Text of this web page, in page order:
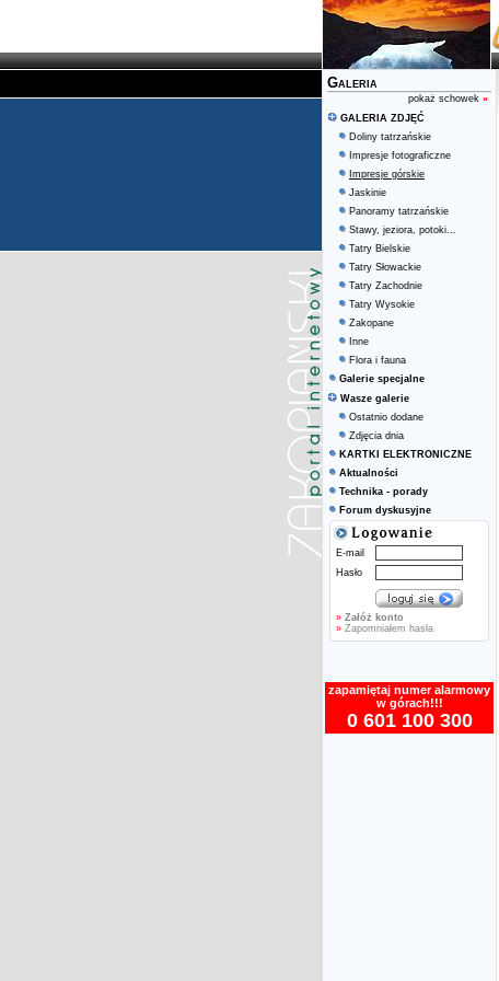
Galeria
pokaż schowek »
GALERIA ZDJĘĆ
Doliny tatrzańskie
Impresje fotograficzne
Impresje górskie
Jaskinie
Panoramy tatrzańskie
Stawy, jeziora, potoki...
Tatry Bielskie
Tatry Słowackie
Tatry Zachodnie
Tatry Wysokie
Zakopane
Inne
Flora i fauna
Galerie specjalne
Wasze galerie
Ostatnio dodane
Zdjęcia dnia
KARTKI ELEKTRONICZNE
Aktualności
Technika - porady
Forum dyskusyjne
E-mail
Hasło
» Załóż konto
» Zapomniałem hasła
zapamiętaj numer alarmowy
w górach!!!
0 601 100 300